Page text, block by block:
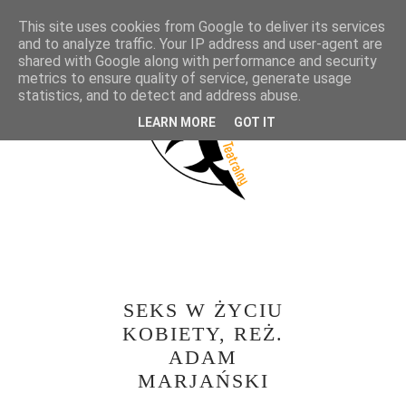
SEKS W ŻYCIU
KOBIETY, REŻ.
ADAM
MARJAŃSKI
This site uses cookies from Google to deliver its services
and to analyze traffic. Your IP address and user-agent are
shared with Google along with performance and security
metrics to ensure quality of service, generate usage
statistics, and to detect and address abuse.
LEARN MORE GOT IT